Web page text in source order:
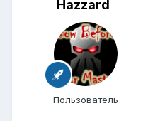
Hazzard
Пользователь